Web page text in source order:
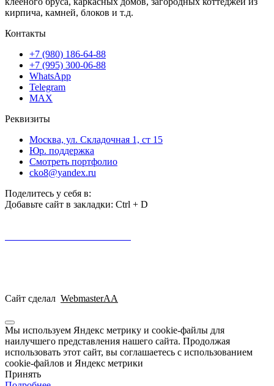
кирпича, камней, блоков и т.д.
Контакты
+7 (980) 186-64-88
+7 (995) 300-06-88
WhatsApp
Telegram
MAX
Реквизиты
Москва, ул. Складочная 1, ст 15
Юр. поддержка
Смотреть портфолио
cko8@yandex.ru
Поделитесь у себя в:
Добавьте сайт в закладки: Ctrl + D
Сайт сделал WebmasterAA
Мы используем Яндекс метрику и cookie-файлы для
наилучшего представления нашего сайта. Продолжая
использовать этот сайт, вы соглашаетесь с использованием
cookie-файлов и Яндекс метрики
Принять